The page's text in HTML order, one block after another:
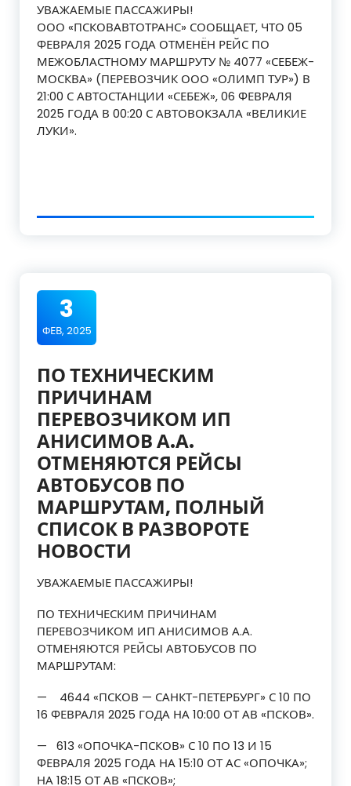
УВАЖАЕМЫЕ ПАССАЖИРЫ!
ООО «ПСКОВАВТОТРАНС» СООБЩАЕТ, ЧТО 05
ФЕВРАЛЯ 2025 ГОДА ОТМЕНЁН РЕЙС ПО
МЕЖОБЛАСТНОМУ МАРШРУТУ № 4077 «СЕБЕЖ-
МОСКВА» (ПЕРЕВОЗЧИК ООО «ОЛИМП ТУР») В
21:00 С АВТОСТАНЦИИ «СЕБЕЖ», 06 ФЕВРАЛЯ
2025 ГОДА В 00:20 С АВТОВОКЗАЛА «ВЕЛИКИЕ
ЛУКИ».
3
ФЕВ, 2025
ПО ТЕХНИЧЕСКИМ
ПРИЧИНАМ
ПЕРЕВОЗЧИКОМ ИП
АНИСИМОВ А.А.
ОТМЕНЯЮТСЯ РЕЙСЫ
АВТОБУСОВ ПО
МАРШРУТАМ, ПОЛНЫЙ
СПИСОК В РАЗВОРОТЕ
НОВОСТИ
УВАЖАЕМЫЕ ПАССАЖИРЫ!
ПО ТЕХНИЧЕСКИМ ПРИЧИНАМ
ПЕРЕВОЗЧИКОМ ИП АНИСИМОВ А.А.
ОТМЕНЯЮТСЯ РЕЙСЫ АВТОБУСОВ ПО
МАРШРУТАМ:
— 4644 «ПСКОВ — САНКТ-ПЕТЕРБУРГ» С 10 ПО
16 ФЕВРАЛЯ 2025 ГОДА НА 10:00 ОТ АВ «ПСКОВ».
— 613 «ОПОЧКА-ПСКОВ» С 10 ПО 13 И 15
ФЕВРАЛЯ 2025 ГОДА НА 15:10 ОТ АС «ОПОЧКА»;
НА 18:15 ОТ АВ «ПСКОВ»;